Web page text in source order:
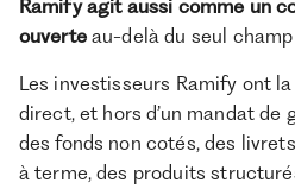
Ramify agit aussi comme un
ouverteau-delà du seul
Les investisseurs Ramify ont
direct, et hors d’un mandat de
des fonds non cotés, des
à terme, des produits